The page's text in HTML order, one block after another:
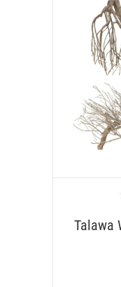
Talawa